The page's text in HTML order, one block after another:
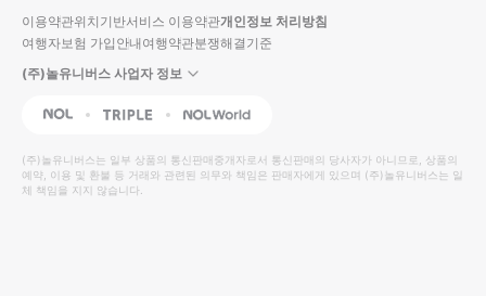
이용약관위치기반서비스 이용약관개인정보 처리방침
여행자보험 가입안내여행약관분쟁해결기준
(주)놀유니버스 사업자 정보
NOL Triple Interpark Global
(주)놀유니버스는 일부 상품의 통신판매중개자로서 통신판매의 당사자가 아니므로, 상품의
예약, 이용 및 환불 등 거래와 관련된 의무와 책임은 판매자에게 있으며 (주)놀유니버스는 일
체 책임을 지지 않습니다.